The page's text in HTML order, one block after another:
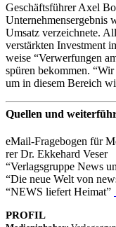
Geschäfts­füh­rer Axel
Unter­neh­mens­er­geb­nis
Umsatz verzeich­nete.
verstärk­ten Invest­ment
weise “Verwer­fun­gen
spüren bekom­men.
um in diesem Bereich
Quellen und
eMail-Frage­­bo­­gen für
rer Dr. Ekke­hard Veser
“Verlags­gruppe News
“Die neue Welt von
“NEWS liefert Heimat”
PROFIL